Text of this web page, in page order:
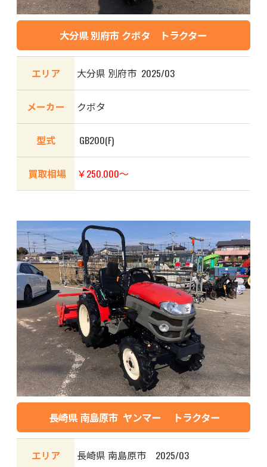
大分県 別府市 クボタ トラクター
エリア 大分県 別府市 2025/03
メーカー クボタ
型式 GB200(F)
買取相場 ￥250.000～
長崎県 南島原市 ヤンマー トラクター
エリア 長崎県 南島原市 2025/03